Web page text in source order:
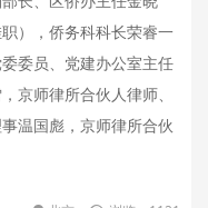
），侨务科科长荣睿一
委员、党建办公室主任
京师律所合伙人律师、
温国彪，京师律所合伙